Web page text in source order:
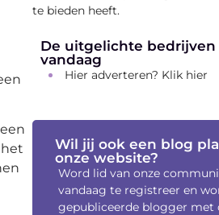
te bieden heeft.
De uitgelichte bedrijven
vandaag
Hier adverteren? Klik hier
Wil jij ook een blog
onze website?
Word lid van onze
vandaag te registreer en
gepubliceerde blogger met